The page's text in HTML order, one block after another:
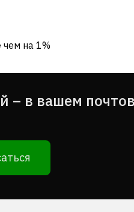
на 1%
– в вашем